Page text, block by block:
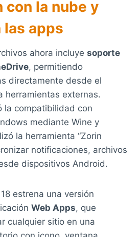
con la nube y
las apps
ahora incluye soporte
, permitiendo
directamente desde el
herramientas externas.
la compatibilidad con
mediante Wine y
la herramienta “Zorin
notificaciones, archivos
dispositivos Android.
estrena una versión
Web Apps, que
cualquier sitio en una